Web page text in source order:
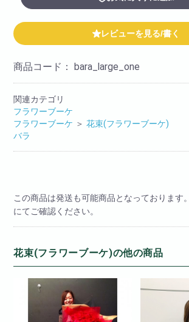
レビューを見る/書く
商品コード： bara_large_one
関連カテゴリ
フラワーブーケ
フラワーブーケ ＞ 花束(フラワーブーケ)
バラ
この商品は発送も可能商品となっております
にてご確認ください。
花束(フラワーブーケ)の他の商品